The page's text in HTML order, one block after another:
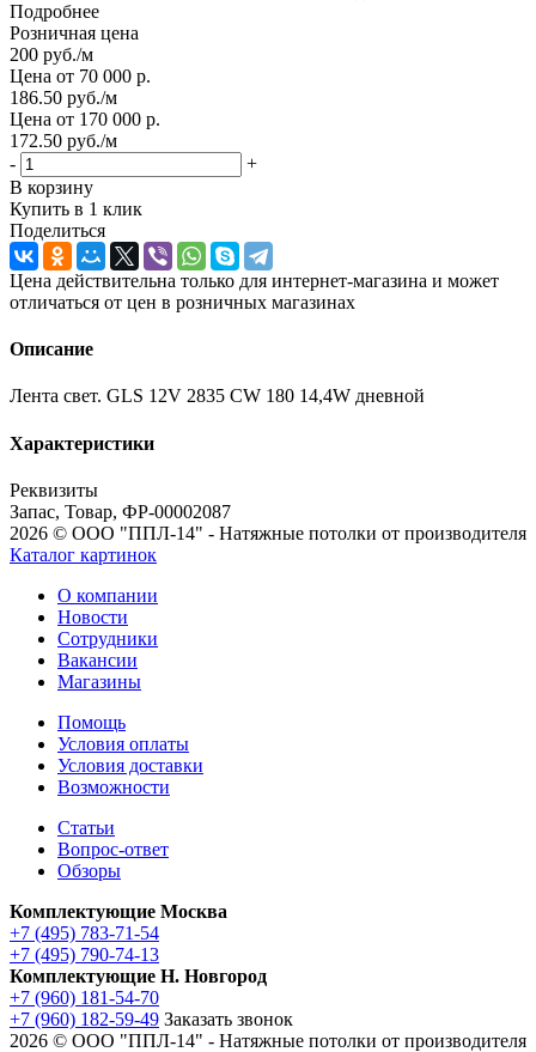
Подробнее
Розничная цена
200 руб./м
Цена от 70 000 р.
186.50 руб./м
Цена от 170 000 р.
172.50 руб./м
-
+
В корзину
Купить в 1 клик
Поделиться
Цена действительна только для интернет-магазина и может
отличаться от цен в розничных магазинах
Описание
Лента свет. GLS 12V 2835 CW 180 14,4W дневной
Характеристики
Реквизиты
Запас, Товар, ФР-00002087
2026 © ООО "ППЛ-14" - Натяжные потолки от производителя
Каталог картинок
О компании
Новости
Сотрудники
Вакансии
Магазины
Помощь
Условия оплаты
Условия доставки
Возможности
Статьи
Вопрос-ответ
Обзоры
Комплектующие Москва
+7 (495) 783-71-54
+7 (495) 790-74-13
Комплектующие Н. Новгород
+7 (960) 181-54-70
+7 (960) 182-59-49 Заказать звонок
2026 © ООО "ППЛ-14" - Натяжные потолки от производителя